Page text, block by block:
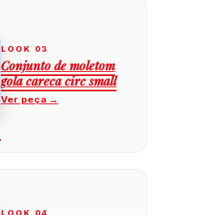
Conjunto de moletom
gola careca circ small